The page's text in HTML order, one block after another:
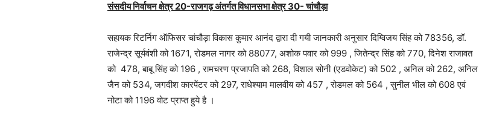
संसदीय निर्वाचन क्षेत्र 20-राजगढ़ अंतर्गत विधानसभा क्षेत्र 30- चांचौड़ा
सहायक रिटर्निग ऑफिसर चांचौड़ा विकास कुमार आनंद द्वारा दी गयी जानकारी अनुसार दिग्विजय सिंह को 78356, डॉ.
राजेन्‍द्र सूर्यवंशी को 1671, रोडमल नागर को 88077, अशोक पवार को 999 , जितेन्‍द्र सिंह को 770, दिनेश राजावत
को 478, बाबू सिंह को 196 , रामचरण प्रजापति को 268, विशाल सोनी (एडवोकेट) को 502 , अनिल को 262, अनिल
जैन को 534, जगदीश कारपेंटर को 297, राधेश्‍याम मालवीय को 457 , रोडमल को 564 , सुनील भील को 608 एवं
नोटा को 1196 वोट प्राप्‍त हुये है ।